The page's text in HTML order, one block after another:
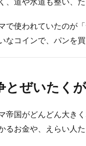
で使われていたのが「
なコインで、パンを
とぜいたく
帝国がどんどん大きく
るお金や、えらい人